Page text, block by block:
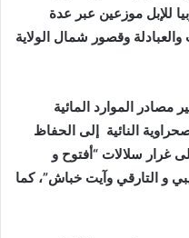
للمواشي التي يملكها 851 مربيا للإبل موزعين عبر عدة
والعبادلة وقصور شمال الولاية
مصادر الموارد المائية
النائية إلى الحفاظ
غرار سلالات “أفتوح و
و التارقي وآيت خباش”، كما